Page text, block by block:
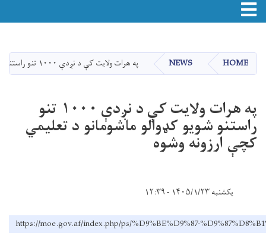
دانګل
Toggle navigation
HOME
NEWS په هرات ولایت کې د نږدې ۱۰۰۰ تنو راستنو شویو کډوالو ماشومانو د تعلیمي کچې ارزونه وشوه
په هرات ولایت کې د نږدې ۱۰۰۰ تنو
راستنو شویو کډوالو ماشومانو د تعلیمي
کچې ارزونه وشوه
یکشنبه ۱۴۰۵/۱/۲۳ - ۱۲:۳۹
https://moe.gov.af/index.php/ps/%D9%BE%D9%87-